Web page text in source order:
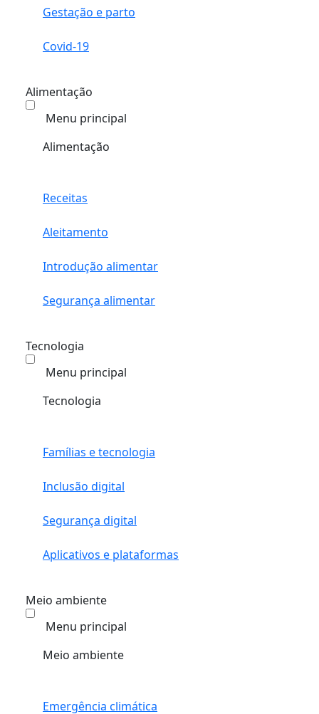
Gestação e parto
Covid-19
Alimentação
Menu principal
Alimentação
Receitas
Aleitamento
Introdução alimentar
Segurança alimentar
Tecnologia
Menu principal
Tecnologia
Famílias e tecnologia
Inclusão digital
Segurança digital
Aplicativos e plataformas
Meio ambiente
Menu principal
Meio ambiente
Emergência climática